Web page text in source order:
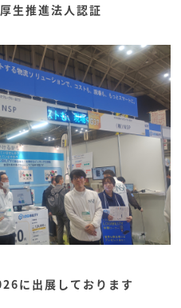
生推進法人認証
に出展しております